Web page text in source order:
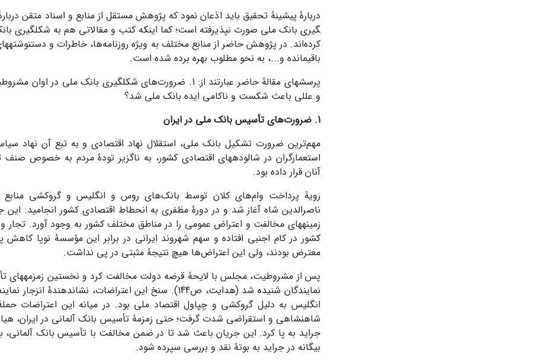
گیری بانک ملی صورت نپذیرفته است؛ کما ­این­که کتب و مقالاتی هم به شکل­گیری
کرده‌اند. در پژوهش حاضر از منابع مختلف به ویژه روزنامه‌ها، خاطرات و
باقی­مانده و...، به نحو مطلوب بهره برده شده است.
و عللی باعث شکست و ناکامی ایده بانک ملی شد؟
1. ضرورت‌های تأسیس بانک ملی در ایران
مهم‌ترین ضرورت تشکیل بانک ملی، استقلال نهاد اقتصادی و به تبع آن نهاد
استعمارگران در شالوده­های اقتصادی کشور، به ناگزیر تودۀ مردم به خصوص صنف
آنان قرار داده بود.
رویۀ پرداخت وام‌های کلان توسط بانک‌های روس و انگلیس و گروکشی منابع
ناصرالدین شاه آغاز شد و در دورۀ مظفری به انحطاط اقتصادی کشور انجامید.
زمینه­های مخالفت و اعتراض عمومی را در مناطق مختلف کشور به وجود آورد. تجار و
کشور در کام اجنبی افتاده و سهم شهروند ایرانی در برابر این مؤسسۀ نوپا
معترض بودند، ولی این اعتراض‌ها هیچ نتیجۀ مثبتی در پی نداشت.
پس از مشروطیت، مجلس با لایحۀ قرضه دولت مخالفت کرد و نخستین زمزمه­های
نمایندگان شنیده شد (هدایت، ص144). سنخ این اعتراضات،
انگلیس به دلیل گروکشی و چپاول اقتصاد ملی بود. در میانه این اعتراضات
شاهنشاهی و استقراضی شدت گرفت؛ حتی زمزمۀ تأسیس بانک آلمانی در ایران،
جراید به پا کرد. این جریان باعث شد تا در ضمن مخالفت با تأسیس بانک آلمانی،
بیگانه در جراید به بوتۀ نقد و بررسی سپرده شود.